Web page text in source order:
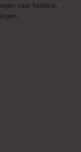
naar heldere,